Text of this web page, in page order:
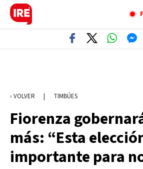
‹ VOLVER | TIMBÚES
Fiorenza
más: “Esta
importante para